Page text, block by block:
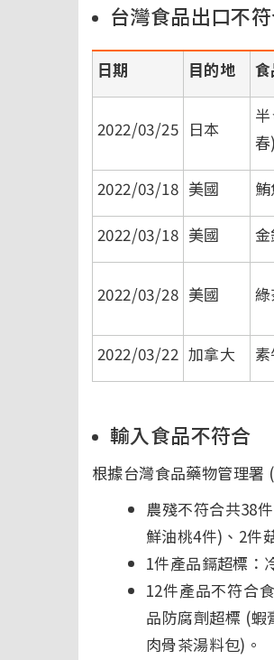
台灣食品出口不
日期 目的地
2022/03/25 日本
春)
2022/03/18 美國
2022/03/18 美國
2022/03/28 美國
2022/03/22 加拿大
輸入食品不符合
根據台灣食品藥物管理署
農殘不符合共38
鮮油桃4件)、2件
1件產品鎘超標：
12件產品不符合
品防腐劑超標 (
肉骨茶湯料包)。